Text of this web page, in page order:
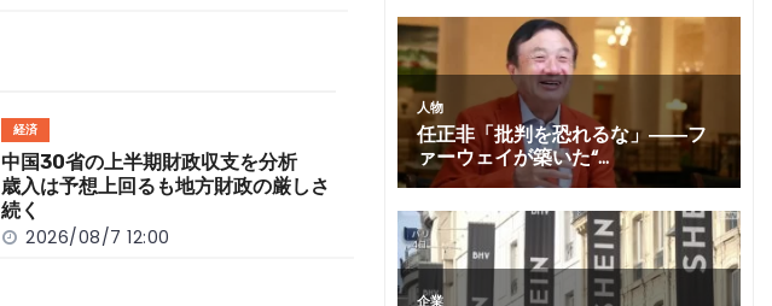
経済
中国30省の上半期財政収支を分析
歳入は予想上回るも地方財政の厳しさ
続く
2026/08/7 12:00